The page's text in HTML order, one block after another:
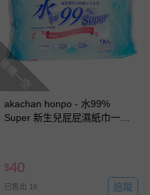
搶購一空
akachan honpo - 水99%
Super 新生兒屁屁濕紙巾一般
$40
已售出 16 追蹤